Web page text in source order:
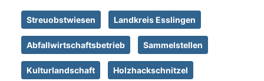
Streuobstwiesen Landkreis Esslingen
Abfallwirtschaftsbetrieb Sammelstellen
Kulturlandschaft Holzhackschnitzel